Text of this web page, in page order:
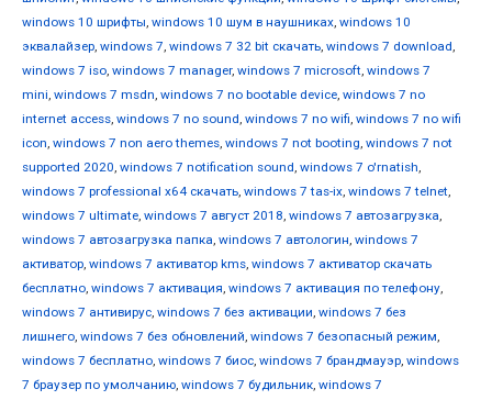
windows 10 шрифты, windows 10 шум в наушниках, windows 10
эквалайзер, windows 7, windows 7 32 bit скачать, windows 7 download,
windows 7 iso, windows 7 manager, windows 7 microsoft, windows 7
mini, windows 7 msdn, windows 7 no bootable device, windows 7 no
internet access, windows 7 no sound, windows 7 no wifi, windows 7 no wifi
icon, windows 7 non aero themes, windows 7 not booting, windows 7 not
supported 2020, windows 7 notification sound, windows 7 o'rnatish,
windows 7 professional x64 скачать, windows 7 tas-ix, windows 7 telnet,
windows 7 ultimate, windows 7 август 2018, windows 7 автозагрузка,
windows 7 автозагрузка папка, windows 7 автологин, windows 7
активатор, windows 7 активатор kms, windows 7 активатор скачать
бесплатно, windows 7 активация, windows 7 активация по телефону,
windows 7 антивирус, windows 7 без активации, windows 7 без
лишнего, windows 7 без обновлений, windows 7 безопасный режим,
windows 7 бесплатно, windows 7 биос, windows 7 брандмауэр, windows
7 браузер по умолчанию, windows 7 будильник, windows 7